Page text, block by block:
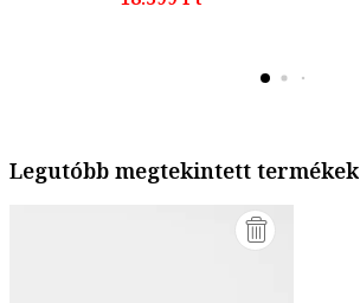
Legutóbb megtekintett termékek